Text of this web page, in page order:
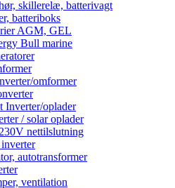
skillerelæ, batterivagt
batteriboks
AGM, GEL
Bull marine
omformer
Inverter/oplader
/ solar oplader
nettilslutning
autotransformer
ventilation